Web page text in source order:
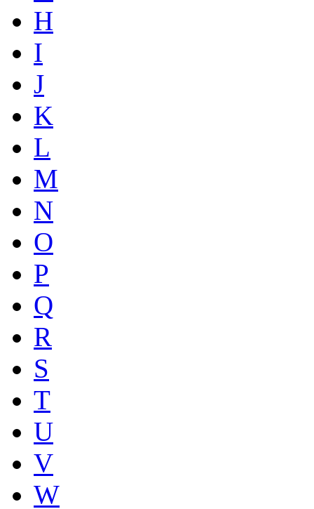
H
I
J
K
L
M
N
O
P
Q
R
S
T
U
V
W